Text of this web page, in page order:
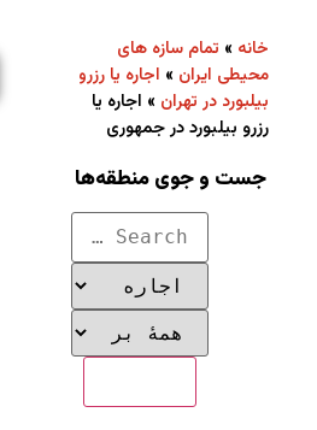
خانه » تمام سازه های
محیطی ایران » اجاره یا رزرو
بیلبورد در تهران » اجاره یا
رزرو بیلبورد در جمهوری
جست و جوی منطقه‌ها